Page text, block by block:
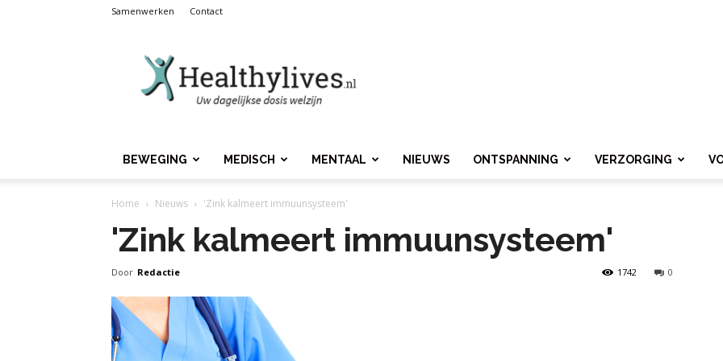
Samenwerken Contact
BEWEGING MEDISCH MENTAAL NIEUWS ONTSPANNING VERZORGING
Home Nieuws 'Zink kalmeert immuunsysteem'
'Zink kalmeert immuunsysteem'
Door Redactie 0
1742